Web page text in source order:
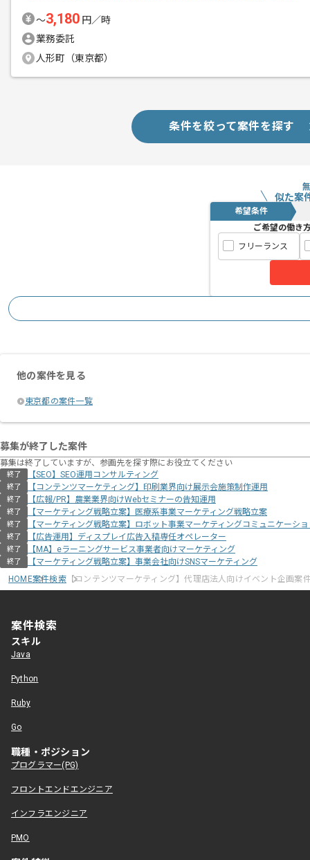
〜3,180 円／時
業務委託
人形町（東京都）
条件を絞って案件を探す
似た案
希望条件
ご希望の働き
フリーランス
他の案件を見る
東京都の案件一覧
募集が終了した案件
募集は終了していますが、参画先を探す際にお役立てください
終了 【SEO】SEO運用コンサルティング
終了 【コンテンツマーケティング】印刷業界向け展示会施策制作運用
終了 【広報/PR】農業業界向けWebセミナーの告知運用
終了 【マーケティング戦略立案】医療系事業マーケティング戦略立案
終了 【マーケティング戦略立案】ロボット事業マーケティングコミュニケーシ
終了 【広告運用】ディスプレイ広告入稿専任オペレーター
終了 【MA】eラーニングサービス事業者向けマーケティング
終了
【マーケティング戦略立案】事業会社向けSNSマーケティング
HOME案件検索【コンテンツマーケティング】代理店法人向けイベント企画案
案件検索
スキル
Java
Python
Ruby
Go
職種・ポジション
プログラマー(PG)
フロントエンドエンジニア
インフラエンジニア
PMO